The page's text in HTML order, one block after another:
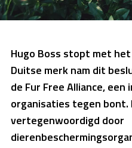
Hugo Boss stopt met
Duitse merk nam dit
de Fur Free Alliance,
organisaties tegen bont.
vertegenwoordigd door